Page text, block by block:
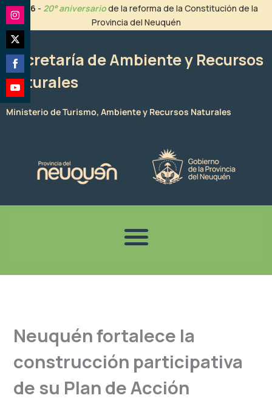
contenido
2026 - 20° aniversariode la reforma de la Constitución de la
Provincia del Neuquén
Secretaría de Ambiente y Recursos
Naturales
Ministerio de Turismo, Ambiente y Recursos Naturales
Neuquén fortalece la
construcción participativa
de su Plan de Acción
Share
on
Instagram
Share
on
Twitter
Share
on
Facebook
Share
on